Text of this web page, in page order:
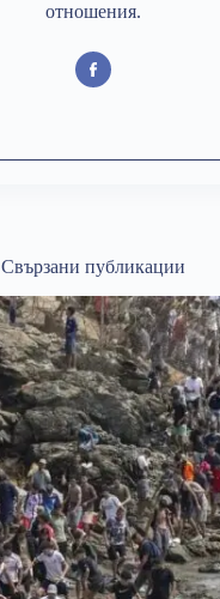
отношения.
Свързани публикации